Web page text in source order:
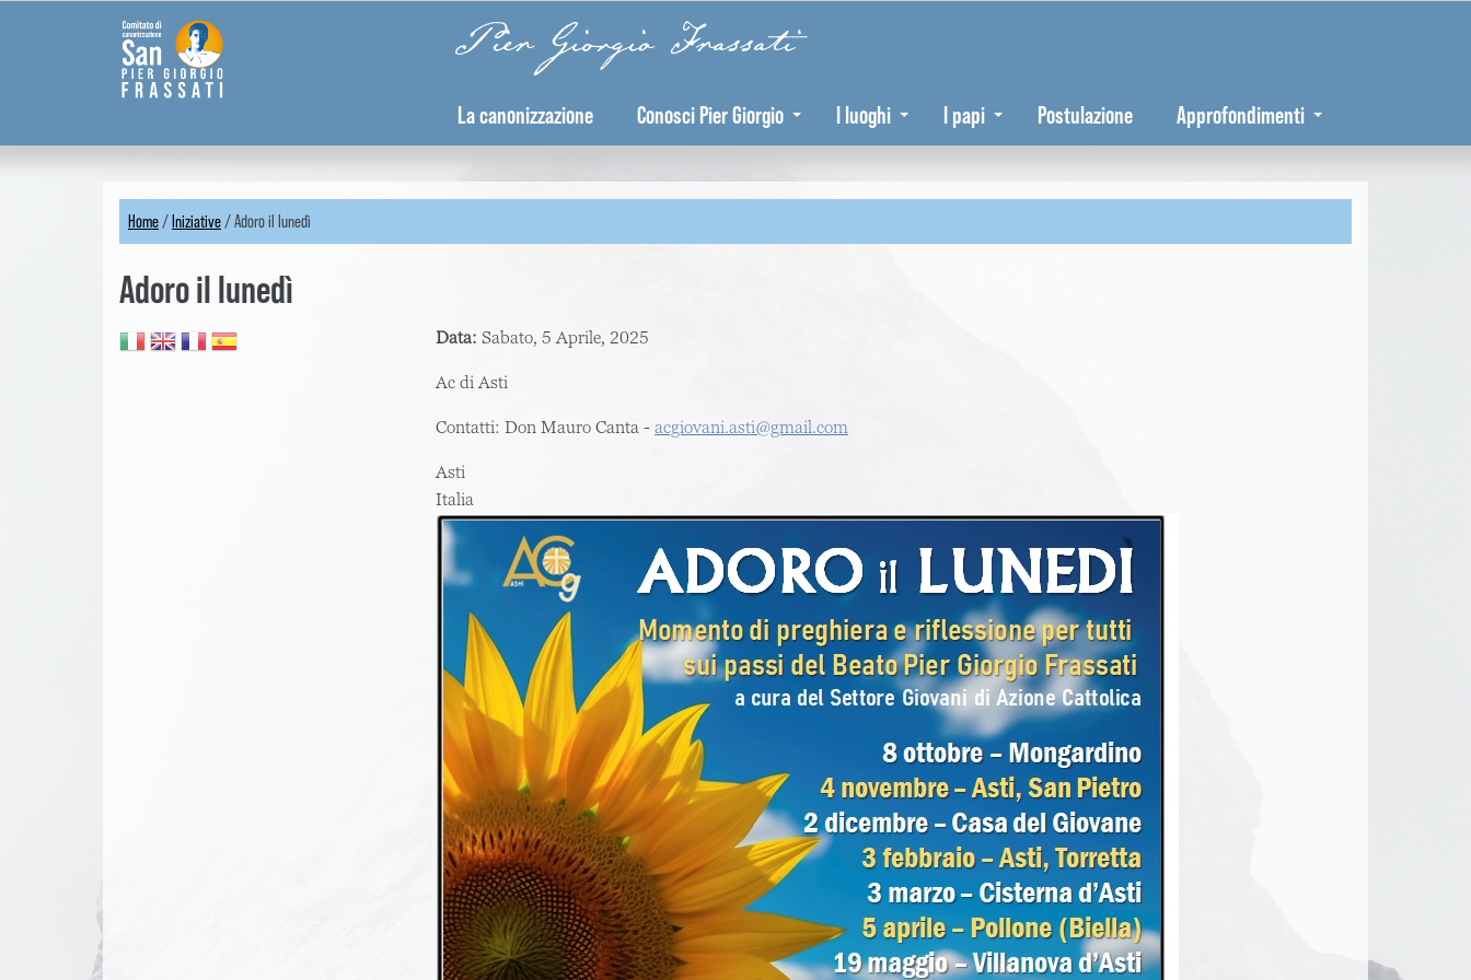
Pier Giorgio Frassati
La canonizzazione Conosci Pier Giorgio I luoghi I papi Postulazione Approfondimenti
You
are
here
Home /Iniziative /Adoro il lunedì
Adoro il lunedì
Data: Sabato, 5 Aprile, 2025
Ac di Asti
Contatti: Don Mauro Canta - acgiovani.asti@gmail.com
Asti
Italia